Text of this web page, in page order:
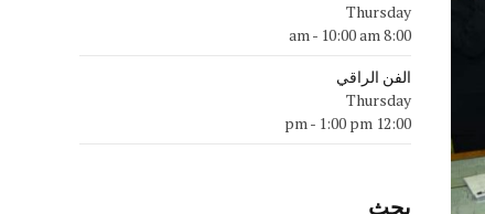
Thursday
8:00 am
- 10:00 am
الفن الراقي
Thursday
12:00 pm
- 1:00 pm
بحث